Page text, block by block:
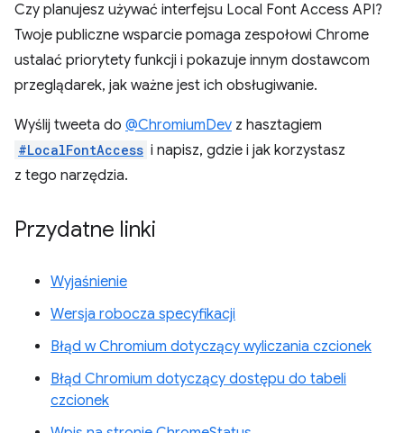
Czy planujesz używać interfejsu Local Font Access API?
Twoje publiczne wsparcie pomaga zespołowi Chrome
ustalać priorytety funkcji i pokazuje innym dostawcom
przeglądarek, jak ważne jest ich obsługiwanie.
Wyślij tweeta do @ChromiumDev z hasztagiem
#LocalFontAccess i napisz, gdzie i jak korzystasz
z tego narzędzia.
Przydatne linki
Wyjaśnienie
Wersja robocza specyfikacji
Błąd w Chromium dotyczący wyliczania czcionek
Błąd Chromium dotyczący dostępu do tabeli
czcionek